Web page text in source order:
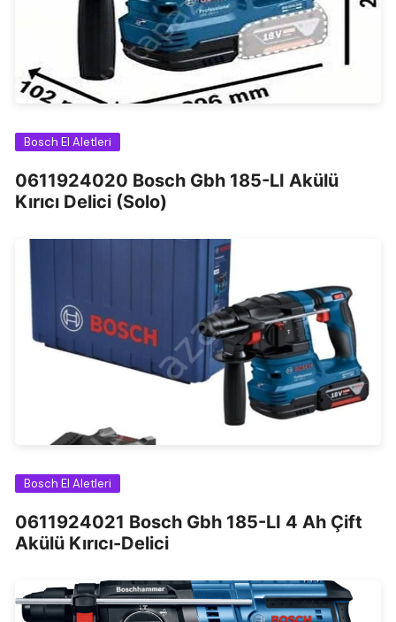
Bosch El Aletleri
0611924020 Bosch Gbh 185-LI Akülü
Kırıcı Delici (Solo)
Bosch El Aletleri
0611924021 Bosch Gbh 185-LI 4 Ah Çift
Akülü Kırıcı-Delici